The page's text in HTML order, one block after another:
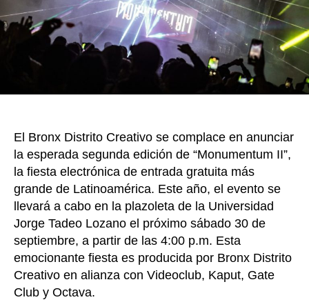
los
El Bronx Distrito Creativo se complace en anunciar
la esperada segunda edición de “Monumentum II”,
la fiesta electrónica de entrada gratuita más
grande de Latinoamérica. Este año, el evento se
llevará a cabo en la plazoleta de la Universidad
Jorge Tadeo Lozano el próximo sábado 30 de
septiembre, a partir de las 4:00 p.m. Esta
emocionante fiesta es producida por Bronx Distrito
Creativo en alianza con Videoclub, Kaput, Gate
Club y Octava.